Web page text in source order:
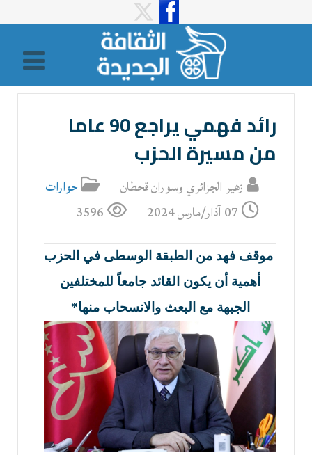
رائد فهمي يراجع 90 عاما
من مسيرة الحزب
زهير الجزائري وسوران قحطان
حوارات
07 آذار/مارس 2024
3596
موقف فهد من الطبقة الوسطى في الحزب
أهمية أن يكون القائد جامعاً للمختلفين
الجبهة مع البعث والانسحاب منها*